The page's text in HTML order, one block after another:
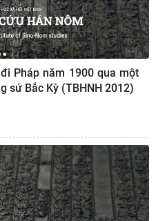
Pháp năm 1900 qua một
sứ Bắc Kỳ (TBHNH 2012)